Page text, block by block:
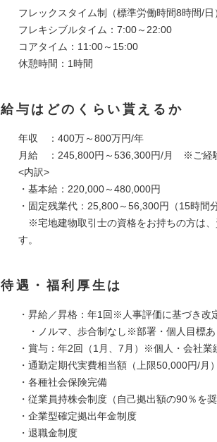
フレックスタイム制（標準労働時間8時間/日
フレキシブルタイム：7:00～22:00
コアタイム：11:00～15:00
休憩時間：1時間
給与はどのくらい貰えるか
年収 ：400万～800万円/年
月給 ：245,800円～536,300円/月 ※ご経
<内訳>
・基本給：220,000～480,000円
・固定残業代：25,800～56,300円（15時
※宅地建物取引士の資格をお持ちの方は、
す。
待遇・福利厚生は
・昇給／昇格：年1回※人事評価に基づき改
・ノルマ、歩合制なし※部署・個人目標あ
・賞与：年2回（1月、7月）※個人・会社業
・通勤定期代実費相当額（上限50,000円/月）
・各種社会保険完備
・従業員持株会制度（自己拠出額の90％を
・企業型確定拠出年金制度
・退職金制度